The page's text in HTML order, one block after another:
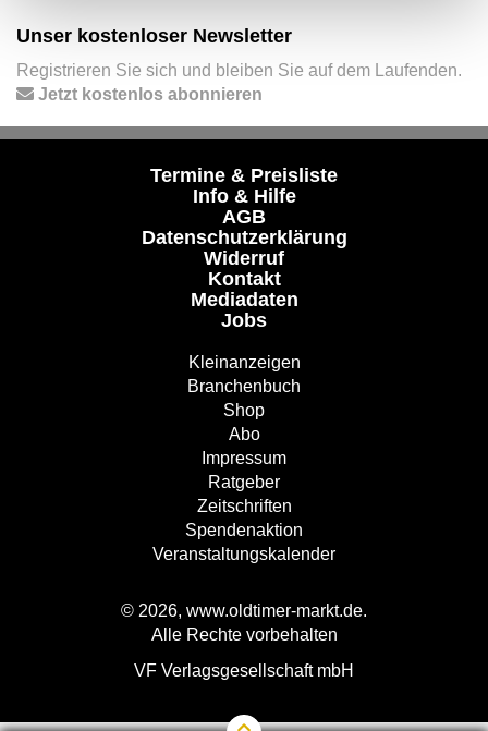
Unser kostenloser Newsletter
Registrieren Sie sich und bleiben Sie auf dem Laufenden.
Jetzt kostenlos abonnieren
Termine & Preisliste
Info & Hilfe
AGB
Datenschutzerklärung
Widerruf
Kontakt
Mediadaten
Jobs
Kleinanzeigen
Branchenbuch
Shop
Abo
Impressum
Ratgeber
Zeitschriften
Spendenaktion
Veranstaltungskalender
© 2026, www.oldtimer-markt.de.
Alle Rechte vorbehalten
VF Verlagsgesellschaft mbH